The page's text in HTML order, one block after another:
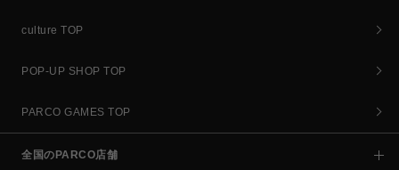
culture TOP
POP-UP SHOP TOP
PARCO GAMES TOP
全国のPARCO店舗